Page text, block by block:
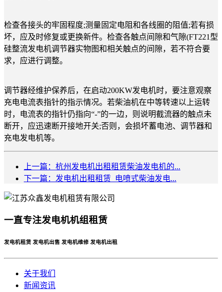
检查各接头的牢固程度;测量固定电阻和各线圈的阻值;若有损
坏，应及时修复或更换新件。检查各触点间隙和气隙(FT221型
硅整流发电机调节器实物图和相关触点的间隙，若不符合要
求，应进行调整。
调节器经维护保养后，在启动200KW发电机时，要注意观察
充电电流表指针的指示情况。若柴油机在中等转速以上运转
时，电流表的指针仍指向“-”的一边，则说明截流器的触点未
断开，应迅速断开接地开关;否则，会损坏蓄电池、调节器和
充电发电机等。
上一篇：杭州发电机出租租赁柴油发电机的...
下一篇：发电机出租租赁_电喷式柴油发电...
一直专注发电机机组租赁
发电机租赁 发电机出售 发电机维修 发电机出租
关于我们
新闻资讯